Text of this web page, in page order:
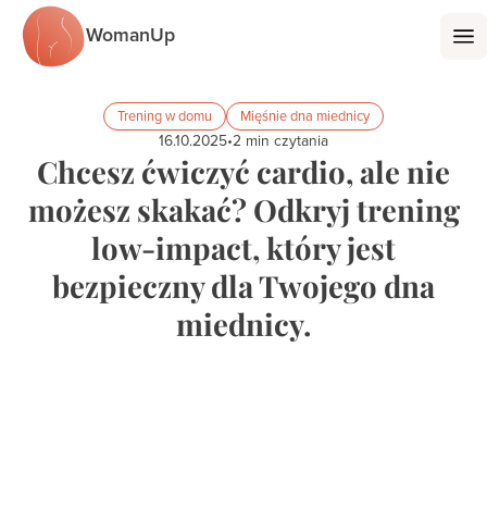
WomanUp
16.10.2025•2 min czytania
Trening w domu Mięśnie dna miednicy
Chcesz ćwiczyć cardio, ale nie
możesz skakać? Odkryj trening
low-impact, który jest
bezpieczny dla Twojego dna
miednicy.